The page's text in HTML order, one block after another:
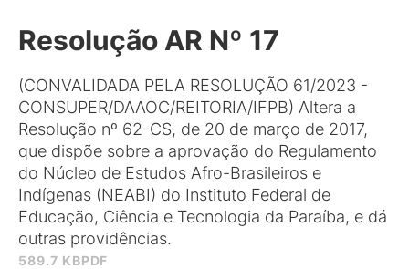
589.7 KBPDF
Resolução AR Nº 17
(CONVALIDADA PELA RESOLUÇÃO 61/2023 -
CONSUPER/DAAOC/REITORIA/IFPB) Altera a
Resolução nº 62-CS, de 20 de março de 2017,
que dispõe sobre a aprovação do Regulamento
do Núcleo de Estudos Afro-Brasileiros e
Indígenas (NEABI) do Instituto Federal de
Educação, Ciência e Tecnologia da Paraíba, e dá
outras providências.